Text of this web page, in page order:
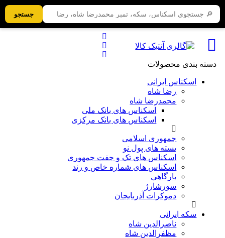
دسته بندی محصولات
اسکناس ایرانی
رضا شاه
محمدرضا شاه
اسکناس های بانک ملی
اسکناس های بانک مرکزی
جمهوری اسلامی
بسته های پول نو
اسکناس های تک و جفت جمهوری
اسکناس های شماره خاص و رند
بارگاهی
سورشارژ
دموکرات آذربایجان
سکه ایرانی
ناصرالدین شاه
مظفرالدین شاه
جستجو